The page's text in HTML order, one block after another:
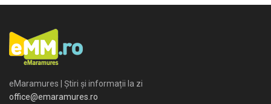
eMaramures | Știri și informații la zi
office@emaramures.ro